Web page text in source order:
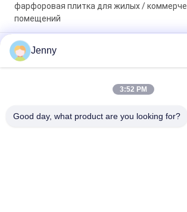
фарфоровая плитка для жилых /
помещений
Глянцевая глазурная ректифицированная
плитка с полированной отделкой с низким
поглощения воды PEI 4
Jenny
3:52 PM
Good day, what product are you looking for?